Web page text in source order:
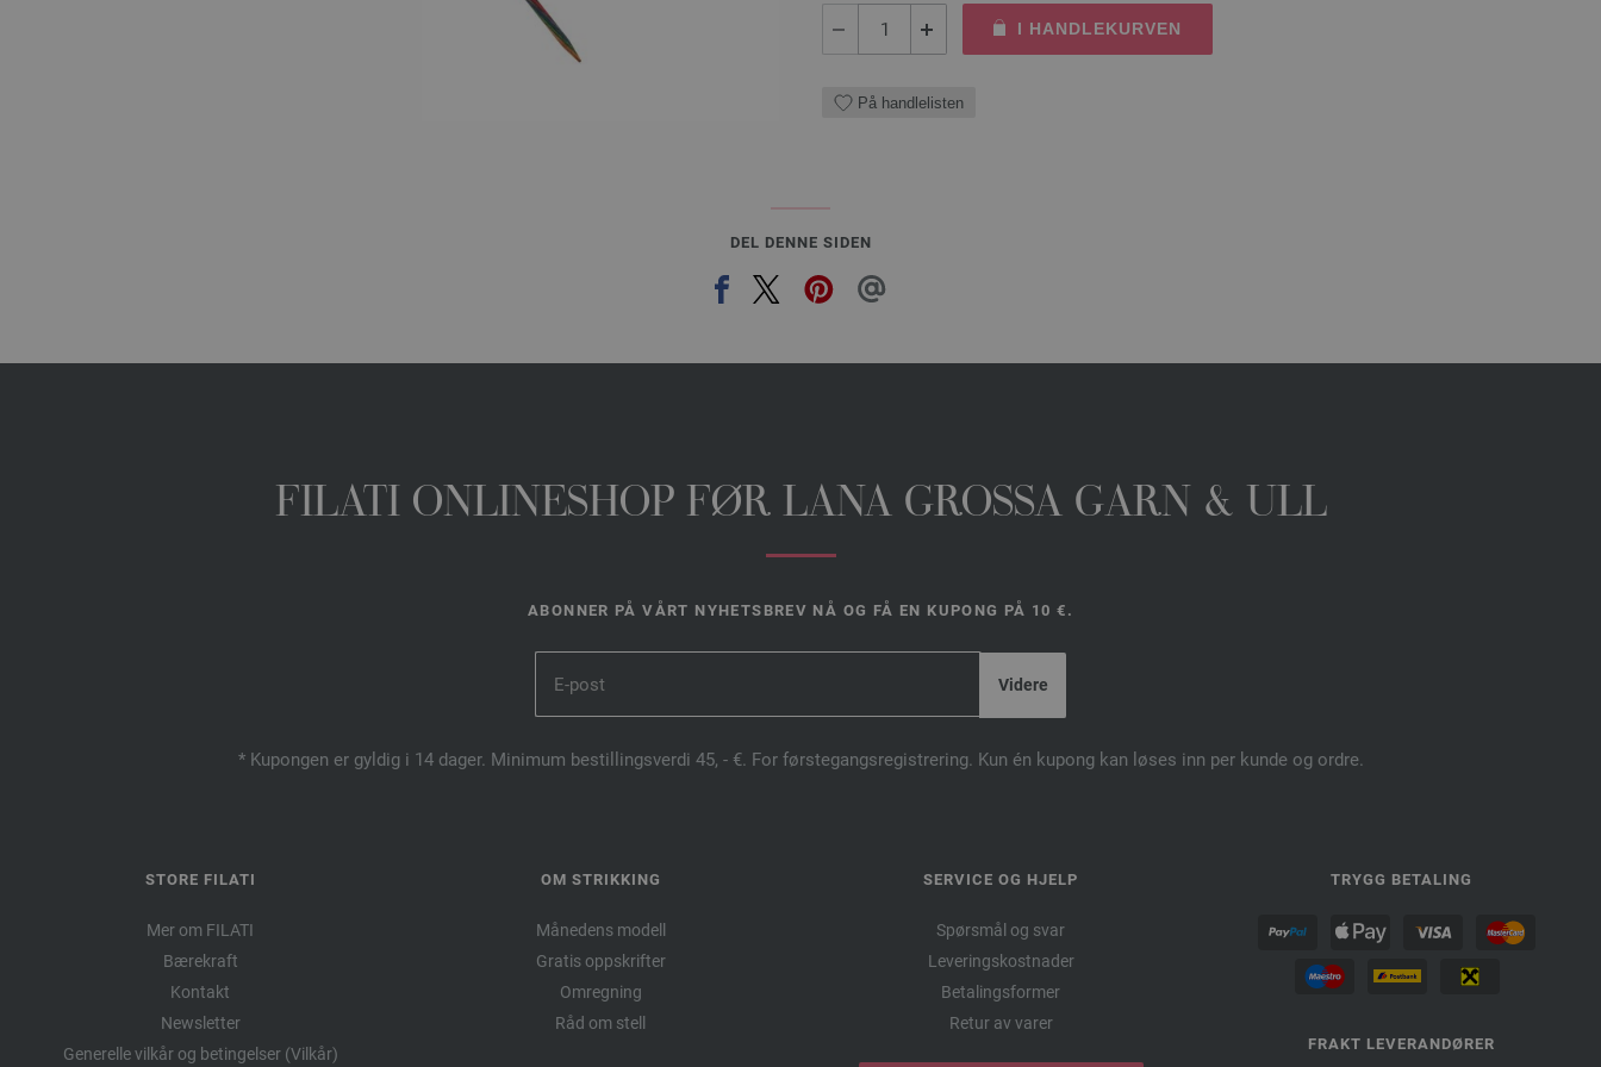
I HANDLEKURVEN
På handlelisten
DEL DENNE SIDEN
FILATI ONLINESHOP FØR LANA GROSSA GARN & ULL
ABONNER PÅ VÅRT NYHETSBREV NÅ OG FÅ EN KUPONG PÅ 10 €.
* Kupongen er gyldig i 14 dager. Minimum bestillingsverdi 45, - €. For førstegangsregistrering. Kun én kupong kan løses inn per kunde og ordre.
STORE FILATI
Mer om FILATI
Bærekraft
Kontakt
Newsletter
Generelle vilkår og betingelser (Vilkår)
OM STRIKKING
Månedens modell
Gratis oppskrifter
Omregning
Råd om stell
SERVICE OG HJELP
Spørsmål og svar
Leveringskostnader
Betalingsformer
Retur av varer
TRYGG BETALING
FRAKT LEVERANDØRER